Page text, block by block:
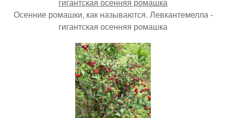
Осенние ромашки, как называются. Левкантемелла -
гигантская осенняя ромашка